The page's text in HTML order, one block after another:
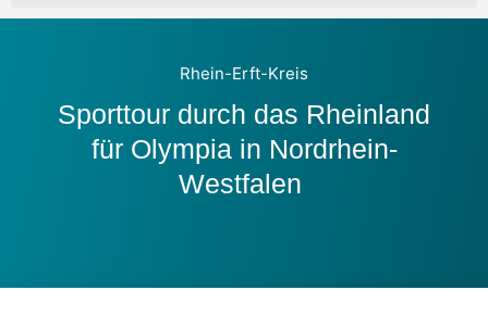
Rhein-Erft-Kreis
Sporttour durch das Rheinland
für Olympia in Nordrhein-
Westfalen